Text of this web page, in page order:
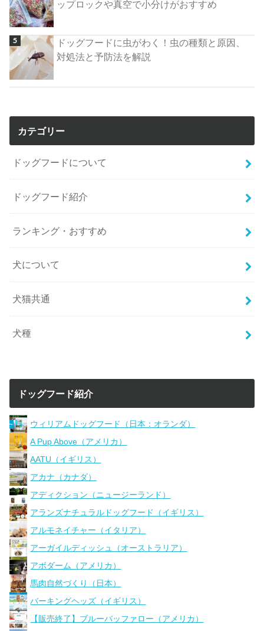
ップロックや真空で小分けがおすすめ
ドッグフードに虫がわく！虫の種類と原因、
対処法と予防法を解説
カテゴリー
ドッグフードについて
ドッグフード紹介
ランキング・おすすめ
犬について
犬猫共通
犬種
ドッグフード紹介
ウィリアムドッグフード（日本：オランダ）
A Pup Above（アメリカ）
AATU（イギリス）
アカナ（カナダ）
アディクション（ニュージーランド）
アランズナチュラルドッグフード（イギリス）
アルモネイチャー（イタリア）
アーガイルディッシュ（オーストラリア）
アボダーム（アメリカ）
馬肉自然づくり（日本）
バーキングヘッズ（イギリス）
【販売終了】ブルーバッファロー（アメリカ）